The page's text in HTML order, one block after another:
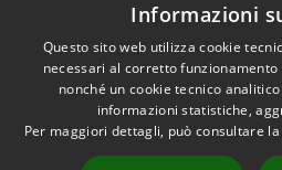
Accessibilità
Privacy
Mappa del sito
Informazioni
Questo sito web utilizza cookie
necessari al corretto
nonché un cookie tecnico
informazioni statistiche,
Per maggiori dettagli, può consultare